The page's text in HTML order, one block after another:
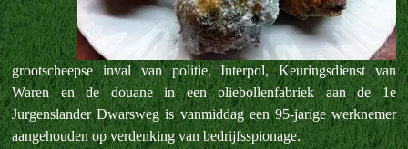
grootscheepse inval van politie, Interpol, Keuringsdienst van
Waren en de douane in een oliebollenfabriek aan de 1e
Jurgenslander Dwarsweg is vanmiddag een 95-jarige werknemer
aangehouden op verdenking van bedrijfsspionage.